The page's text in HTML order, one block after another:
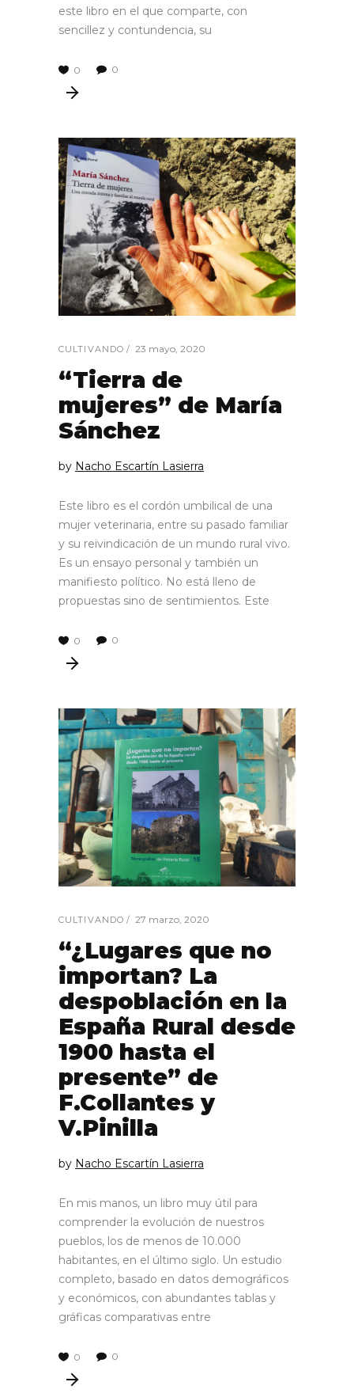
este libro en el que comparte, con
sencillez y contundencia, su
0 0
CULTIVANDO 23 mayo, 2020
“Tierra de
mujeres” de María
Sánchez
by Nacho Escartín Lasierra
Este libro es el cordón umbilical de una
mujer veterinaria, entre su pasado familiar
y su reivindicación de un mundo rural vivo.
Es un ensayo personal y también un
manifiesto político. No está lleno de
propuestas sino de sentimientos. Este
0 0
CULTIVANDO 27 marzo, 2020
“¿Lugares que no
importan? La
despoblación en la
España Rural desde
1900 hasta el
presente” de
F.Collantes y
V.Pinilla
by Nacho Escartín Lasierra
En mis manos, un libro muy útil para
comprender la evolución de nuestros
pueblos, los de menos de 10.000
habitantes, en el último siglo. Un estudio
completo, basado en datos demográficos
y económicos, con abundantes tablas y
gráficas comparativas entre
0 0